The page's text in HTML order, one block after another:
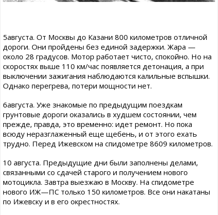
5августа. От Москвы до Казани 800 километров отличной
дороги. Они пройдены без единой задержки. Жара —
около 28 градусов. Мотор работает чисто, спокойно. Но на
скоростях выше 110 км/час появляется детонация, а при
выключении зажигания наблюдаются калильные вспышки.
Однако перегрева, потери мощности нет.
6августа. Уже знакомые по предыдущим поездкам
грунтовые дороги оказались в худшем состоянии, чем
прежде, правда, это временно: идет ремонт. Но пока
всюду неразглаженный еще щебень, и от этого ехать
трудно. Перед Ижевском на спидометре 8609 километров.
10 августа. Предыдущие дни были заполнены делами,
связанными со сдачей старого и получением нового
мотоцикла. Завтра выезжаю в Москву. На спидометре
нового ИЖ—ПС только 150 километров. Все они накатаны
по Ижевску и в его окрестностях.